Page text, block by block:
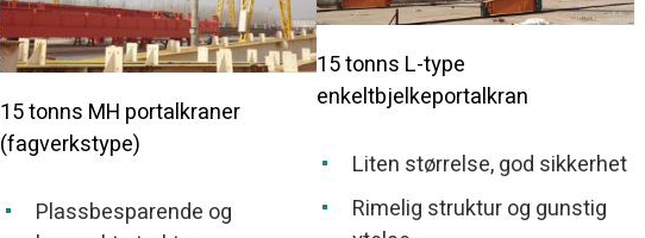
15 tonns MH portalkraner
(fagverkstype)
Plassbesparende og
15 tonns L-type
enkeltbjelkeportalkran
Liten størrelse, god sikkerhet
Rimelig struktur og gunstig